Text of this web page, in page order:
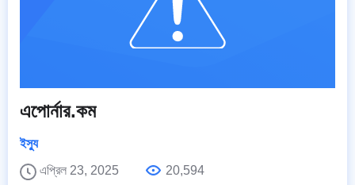
এপোর্নার.কম
ইস্যু
এপ্রিল 23, 2025
20,594